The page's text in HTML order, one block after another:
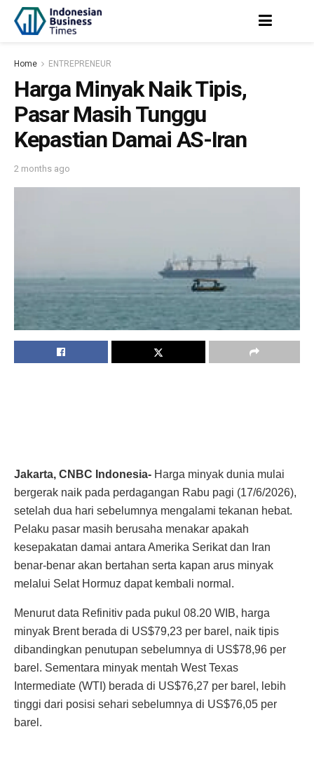
Home ENTREPRENEUR
Harga Minyak Naik Tipis,
Pasar Masih Tunggu
Kepastian Damai AS-Iran
2 months ago
Jakarta, CNBC Indonesia- Harga minyak dunia mulai
bergerak naik pada perdagangan Rabu pagi (17/6/2026),
setelah dua hari sebelumnya mengalami tekanan hebat.
Pelaku pasar masih berusaha menakar apakah
kesepakatan damai antara Amerika Serikat dan Iran
benar-benar akan bertahan serta kapan arus minyak
melalui Selat Hormuz dapat kembali normal.
Menurut data Refinitiv pada pukul 08.20 WIB, harga
minyak Brent berada di US$79,23 per barel, naik tipis
dibandingkan penutupan sebelumnya di US$78,96 per
barel. Sementara minyak mentah West Texas
Intermediate (WTI) berada di US$76,27 per barel, lebih
tinggi dari posisi sehari sebelumnya di US$76,05 per
barel.